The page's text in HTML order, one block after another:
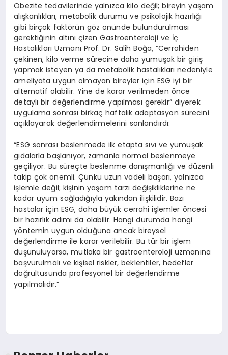
Obezite tedavilerinde yalnızca kilo değil; bireyin yaşam
alışkanlıkları, metabolik durumu ve psikolojik hazırlığı
gibi birçok faktörün göz önünde bulundurulması
gerektiğinin altını çizen Gastroenteroloji ve İç
Hastalıkları Uzmanı Prof. Dr. Salih Boğa, “Cerrahiden
çekinen, kilo verme sürecine daha yumuşak bir giriş
yapmak isteyen ya da metabolik hastalıkları nedeniyle
ameliyata uygun olmayan bireyler için ESG iyi bir
alternatif olabilir. Yine de karar verilmeden önce
detaylı bir değerlendirme yapılması gerekir” diyerek
uygulama sonrası birkaç haftalık adaptasyon sürecini
açıklayarak değerlendirmelerini sonlandırdı:
“ESG sonrası beslenmede ilk etapta sıvı ve yumuşak
gıdalarla başlanıyor, zamanla normal beslenmeye
geçiliyor. Bu süreçte beslenme danışmanlığı ve düzenli
takip çok önemli. Çünkü uzun vadeli başarı, yalnızca
işlemle değil; kişinin yaşam tarzı değişikliklerine ne
kadar uyum sağladığıyla yakından ilişkilidir. Bazı
hastalar için ESG, daha büyük cerrahi işlemler öncesi
bir hazırlık adımı da olabilir. Hangi durumda hangi
yöntemin uygun olduğuna ancak bireysel
değerlendirme ile karar verilebilir. Bu tür bir işlem
düşünülüyorsa, mutlaka bir gastroenteroloji uzmanına
başvurulmalı ve kişisel riskler, beklentiler, hedefler
doğrultusunda profesyonel bir değerlendirme
yapılmalıdır.”